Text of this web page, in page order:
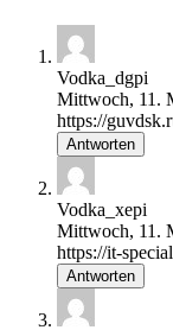
Vodka_dgpi
Mittwoch, 11.
https://
Antworten
Vodka_xepi
Mittwoch, 11.
https://it-
Antworten